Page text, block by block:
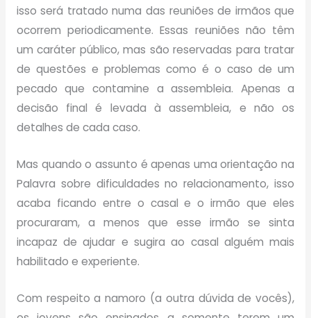
isso será tratado numa das reuniões de irmãos que
ocorrem periodicamente. Essas reuniões não têm
um caráter público, mas são reservadas para tratar
de questões e problemas como é o caso de um
pecado que contamine a assembleia. Apenas a
decisão final é levada à assembleia, e não os
detalhes de cada caso.
Mas quando o assunto é apenas uma orientação na
Palavra sobre dificuldades no relacionamento, isso
acaba ficando entre o casal e o irmão que eles
procuraram, a menos que esse irmão se sinta
incapaz de ajudar e sugira ao casal alguém mais
habilitado e experiente.
Com respeito a namoro (a outra dúvida de vocês),